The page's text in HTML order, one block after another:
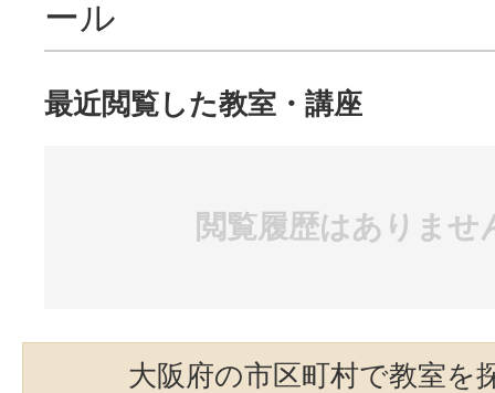
ール
最近閲覧した教室・講座
閲覧履歴はありませ
大阪府の市区町村で教室を